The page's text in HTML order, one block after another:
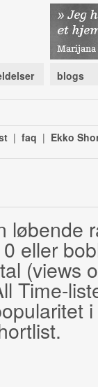
blogs
| faq | Ekko
løbende
eller
(views
Time-